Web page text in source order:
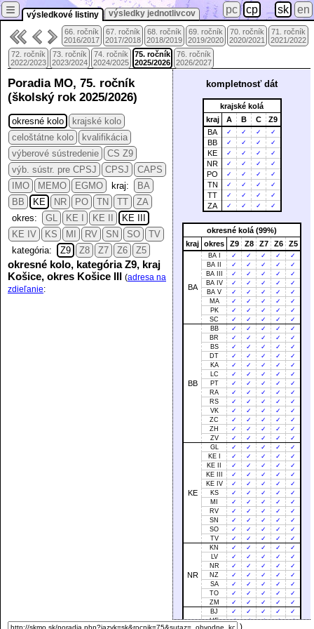
výsledkové listiny výsledky jednotlivcov
≡ pc cp sk en
66. ročník
2016/2017
67. ročník
2017/2018
68. ročník
2018/2019
69. ročník
2019/2020
70. ročník
2020/2021
71. ročník
2021/2022
72. ročník
2022/2023
73. ročník
2023/2024
74. ročník
2024/2025
75. ročník
2025/2026
76. ročník
2026/2027
kompletnosť dát
krajské kolá
kraj
A B C
Z9
BA
✓ ✓ ✓ ✓
BB ✓ ✓ ✓ ✓
KE ✓ ✓ ✓ ✓
NR ✓ ✓ ✓ ✓
PO ✓ ✓ ✓ ✓
TN ✓ ✓ ✓ ✓
TT ✓ ✓ ✓ ✓
ZA ✓ ✓ ✓ ✓
okresné kolá (99%)
kraj okres Z9 Z8 Z7 Z6 Z5
BA
BA I ✓ ✓ ✓ ✓
✓
BA II
✓ ✓ ✓ ✓
✓
BA III
✓ ✓ ✓ ✓
✓
BA IV
✓ ✓ ✓ ✓
✓
BA V
✓ ✓ ✓ ✓
✓
MA
✓ ✓ ✓ ✓
✓
PK
✓ ✓ ✓ ✓
✓
SC
✓ ✓ ✓ ✓ ✓
BB
BB ✓ ✓ ✓ ✓
✓
BR
✓ ✓ ✓ ✓
✓
BS
✓ ✓ ✓ ✓
✓
DT
✓ ✓ ✓ ✓
✓
KA
✓ ✓ ✓ ✓
✓
LC
✓ ✓ ✓ ✓
✓
PT
✓ ✓ ✓ ✓
✓
RA
✓ ✓ ✓ ✓
✓
RS
✓ ✓ ✓ ✓
✓
VK
✓ ✓ ✓ ✓
✓
ZC
✓ ✓ ✓ ✓
✓
ZH
✓ ✓ ✓ ✓
✓
ZV
✓ ✓ ✓ ✓ ✓
KE
GL ✓ ✓ ✓ ✓
✓
KE I
✓ ✓ ✓ ✓
✓
KE II
✓ ✓ ✓ ✓
✓
KE III
✓ ✓ ✓ ✓
✓
KE IV
✓ ✓ ✓ ✓
✓
KS
✓ ✓ ✓ ✓
✓
MI
✓ ✓ ✓ ✓
✓
RV
✓ ✓ ✓ ✓
✓
SN
✓ ✓ ✓ ✓
✓
SO
✓ ✓ ✓ ✓
✓
TV
✓ ✓ ✓ ✓ ✓
NR
KN ✓ ✓ ✓ ✓
✓
LV
✓ ✓ ✓ ✓
✓
NR
✓ ✓ ✓ ✓
✓
NZ
✓ ✓ ✓ ✓
✓
SA
✓ ✓ ✓ ✓
✓
TO
✓ ✓ ✓ ✓
✓
ZM
✓ ✓ ✓ ✓
✓
BJ
✓ ✓ ✓ ✓
✓
HE
✓ ✓ ✓ ✓
✓
Poradia MO, 75. ročník
(školský rok 2025/2026)
okresné kolo
krajské kolo
celoštátne kolo
kvalifikácia
výberové sústredenie
CS Z9
výb. sústr. pre CPSJ
CPSJ
CAPS
IMO
MEMO EGMO kraj:
BA
BB
KE NR PO TN TT
ZA
okres:
GL KE I KE II
KE III
KE IV
KS MI RV SN SO
TV
kategória:
Z9 Z8 Z7 Z6 Z5
okresné kolo, kategória Z9, kraj
Košice, okres Košice III (adresa na
zdieľanie: